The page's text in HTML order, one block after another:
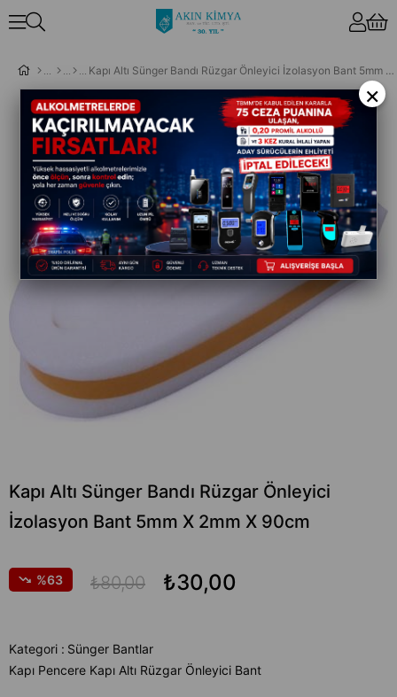
Kapı Altı Sünger Bandı Rüzgar Önleyici İzolasyon Bant 5mm X 2mm X 90cm
Kapı Altı Sünger Bandı Rüzgar Önleyici
İzolasyon Bant 5mm X 2mm X 90cm
63 ₺80,00 ₺30,00
Kategori : Sünger Bantlar
Kapı Pencere Kapı Altı Rüzgar Önleyici Bant
×